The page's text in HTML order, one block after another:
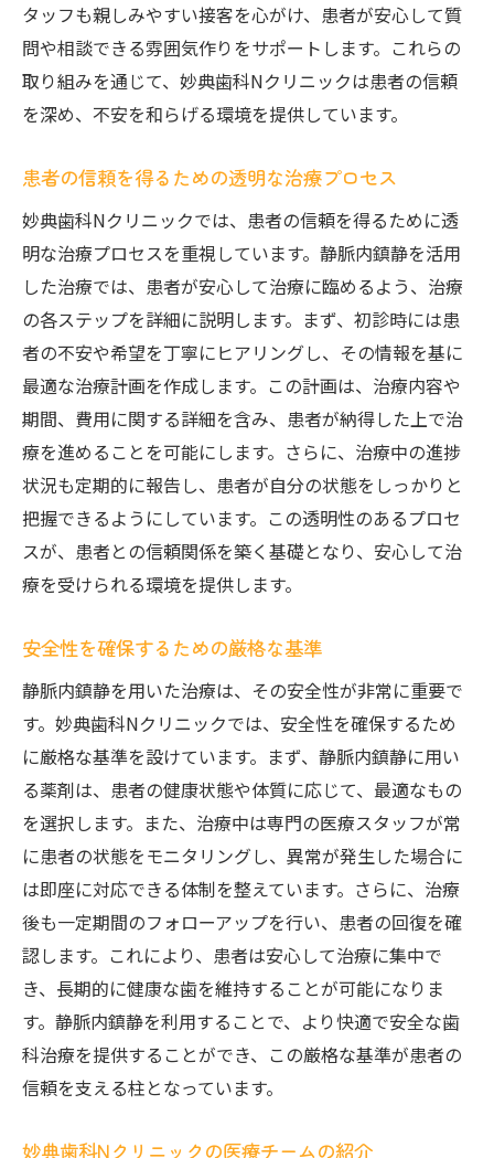
タッフも親しみやすい接客を心がけ、患者が安心して質
問や相談できる雰囲気作りをサポートします。これらの
取り組みを通じて、妙典歯科Nクリニックは患者の信頼
を深め、不安を和らげる環境を提供しています。
患者の信頼を得るための透明な治療プロセス
妙典歯科Nクリニックでは、患者の信頼を得るために透
明な治療プロセスを重視しています。静脈内鎮静を活用
した治療では、患者が安心して治療に臨めるよう、治療
の各ステップを詳細に説明します。まず、初診時には患
者の不安や希望を丁寧にヒアリングし、その情報を基に
最適な治療計画を作成します。この計画は、治療内容や
期間、費用に関する詳細を含み、患者が納得した上で治
療を進めることを可能にします。さらに、治療中の進捗
状況も定期的に報告し、患者が自分の状態をしっかりと
把握できるようにしています。この透明性のあるプロセ
スが、患者との信頼関係を築く基礎となり、安心して治
療を受けられる環境を提供します。
安全性を確保するための厳格な基準
静脈内鎮静を用いた治療は、その安全性が非常に重要で
す。妙典歯科Nクリニックでは、安全性を確保するため
に厳格な基準を設けています。まず、静脈内鎮静に用い
る薬剤は、患者の健康状態や体質に応じて、最適なもの
を選択します。また、治療中は専門の医療スタッフが常
に患者の状態をモニタリングし、異常が発生した場合に
は即座に対応できる体制を整えています。さらに、治療
後も一定期間のフォローアップを行い、患者の回復を確
認します。これにより、患者は安心して治療に集中で
き、長期的に健康な歯を維持することが可能になりま
す。静脈内鎮静を利用することで、より快適で安全な歯
科治療を提供することができ、この厳格な基準が患者の
信頼を支える柱となっています。
妙典歯科Nクリニックの医療チームの紹介